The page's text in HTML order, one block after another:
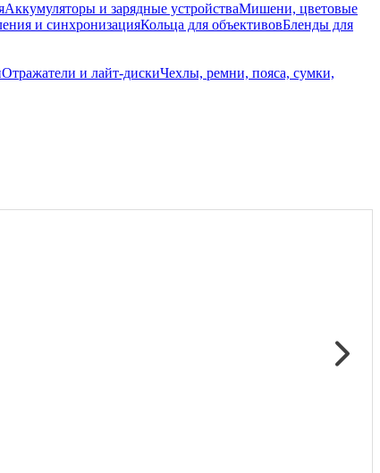
Аккумуляторы и зарядные устройстваМишени, цветовые
и синхронизацияКольца для объективовБленды для
Отражатели и лайт-дискиЧехлы, ремни, пояса, сумки,